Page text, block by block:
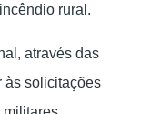
rural.
através das
às solicitações